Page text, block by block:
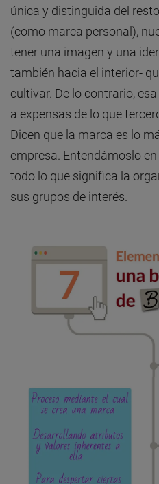
única y distinguida del
(como marca personal),
tener una imagen y una
también hacia el interior-
cultivar. De lo contrario,
a expensas de lo que
Dicen que la marca es lo
empresa. Entendámoslo
todo lo que significa la
sus grupos de interés.